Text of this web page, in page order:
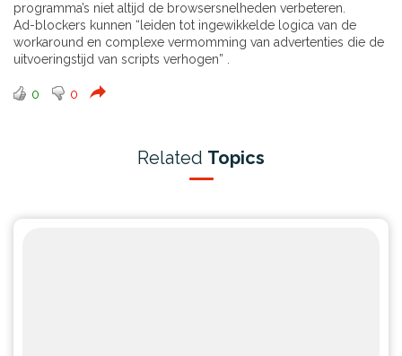
programma’s niet altijd de browsersnelheden verbeteren.
Ad-blockers kunnen “leiden tot ingewikkelde logica van de
workaround en complexe vermomming van advertenties die de
uitvoeringstijd van scripts verhogen” .
0 0
Related Topics